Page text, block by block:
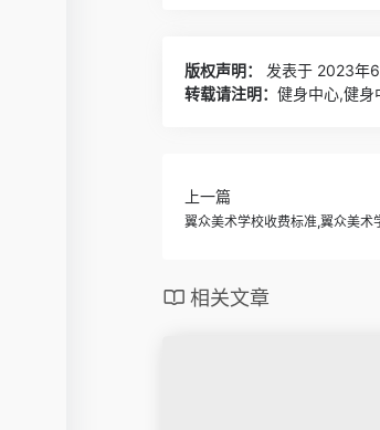
版权声明：
发表于 2023年
转载请注明： 健身中心,健身
上一篇
翼众美术学校收费标准,翼众美术
相关文章